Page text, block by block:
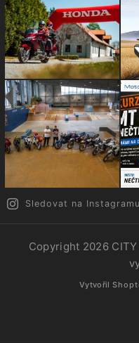
Sledovat na Instagramu
Copyright 2026
Vytvořil